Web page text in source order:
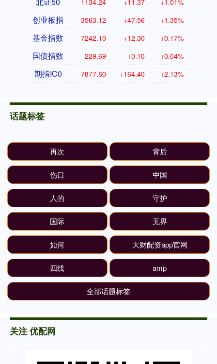
1134.24 +11.37 +1.01%
创业板指 3563.12 +47.56 +1.35%
基金指数 7242.10 +12.30 +0.17%
国债指数 229.69 +0.10 +0.04%
期指IC0 7877.80 +164.40 +2.13%
话题标签
再次 背后
伤口 中国
人的 守护
国际 无界
如何 大财配资app官网
四线 amp
全部话题标签
关注 优配网